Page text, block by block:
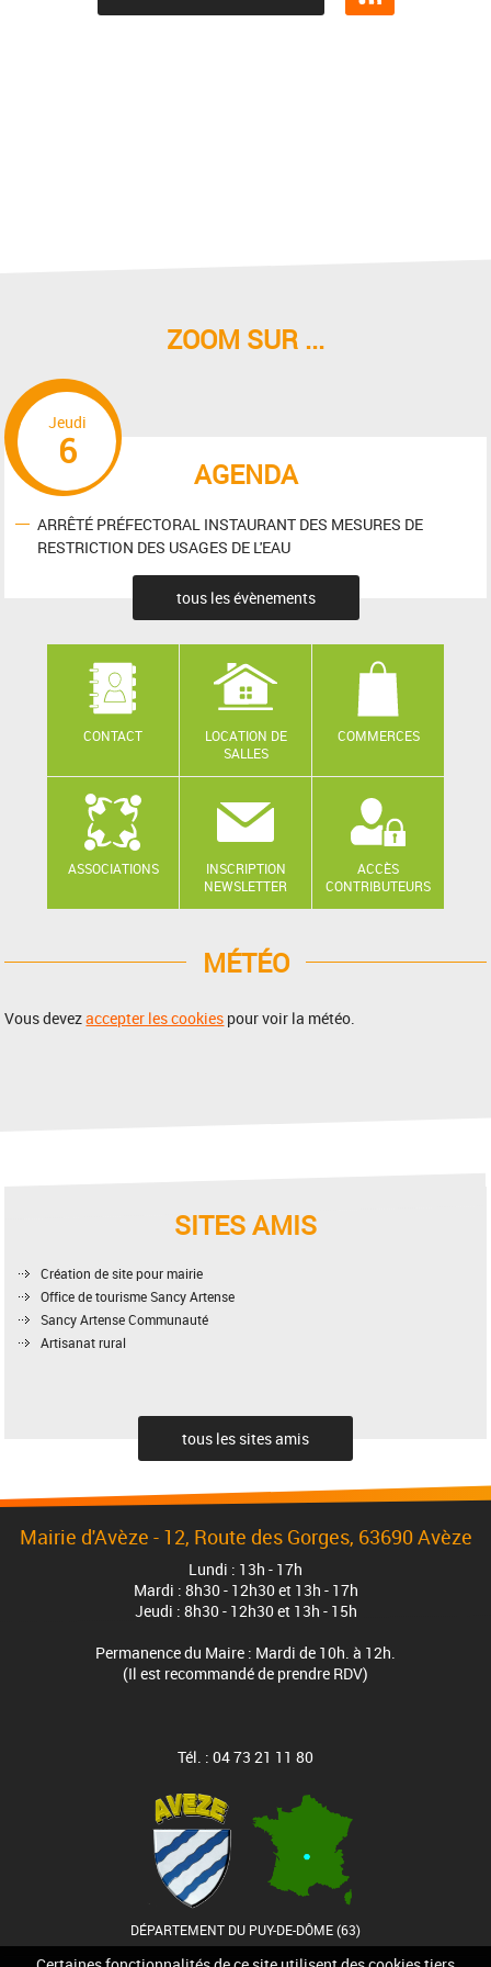
ZOOM SUR ...
AGENDA
Jeudi
6
ARRÊTÉ PRÉFECTORAL INSTAURANT DES MESURES DE
RESTRICTION DES USAGES DE L'EAU
tous les évènements
CONTACT
LOCATION DE
SALLES
COMMERCES
ASSOCIATIONS
INSCRIPTION
NEWSLETTER
ACCÈS
CONTRIBUTEURS
MÉTÉO
Vous devezaccepter les cookies pour voir la météo.
SITES AMIS
Création de site pour mairie
Office de tourisme Sancy Artense
Sancy Artense Communauté
Artisanat rural
tous les sites amis
Mairie d'Avèze - 12, Route des Gorges, 63690 Avèze
Lundi : 13h - 17h
Mardi : 8h30 - 12h30 et 13h - 17h
Jeudi : 8h30 - 12h30 et 13h - 15h
Permanence du Maire : Mardi de 10h. à 12h.
(Il est recommandé de prendre RDV)
Tél. : 04 73 21 11 80
DÉPARTEMENT DU PUY-DE-DÔME (63)